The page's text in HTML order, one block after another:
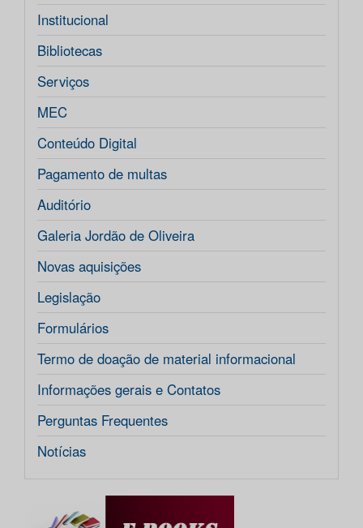
Institucional
Bibliotecas
Serviços
MEC
Conteúdo Digital
Pagamento de multas
Auditório
Galeria Jordão de Oliveira
Novas aquisições
Legislação
Formulários
Termo de doação de material informacional
Informações gerais e Contatos
Perguntas Frequentes
Notícias